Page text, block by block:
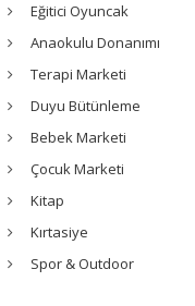
Eğitici Oyuncak
Anaokulu Donanımı
Terapi Marketi
Duyu Bütünleme
Bebek Marketi
Çocuk Marketi
Kitap
Kırtasiye
Spor & Outdoor